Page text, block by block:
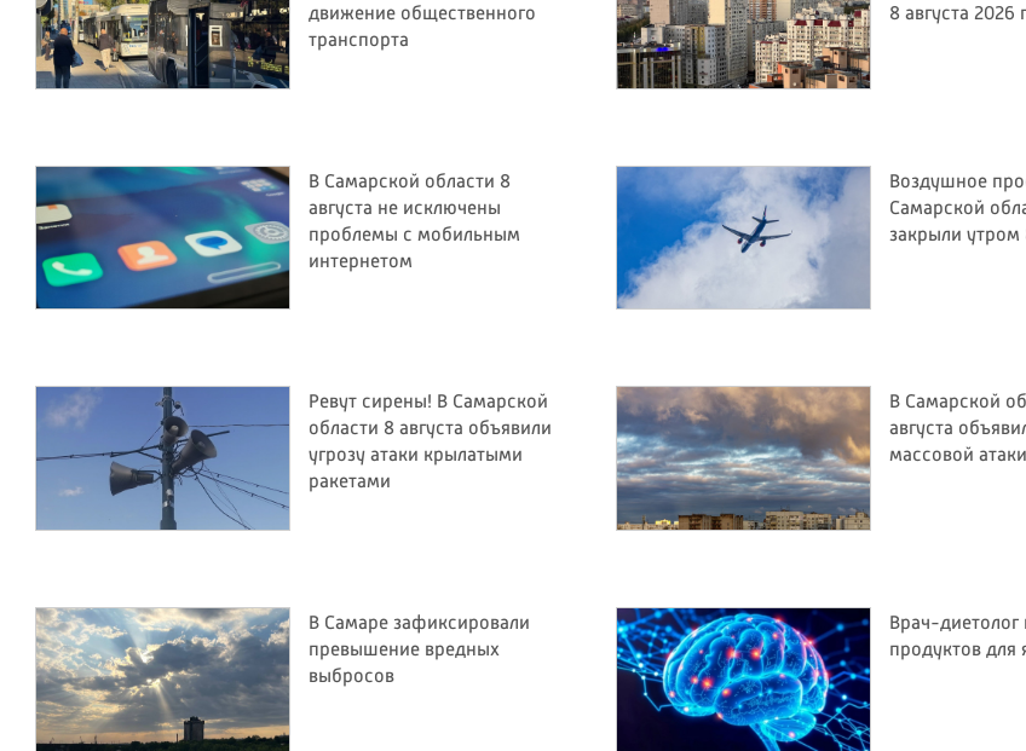
движение общественного
транспорта
8 августа 2026
В Самарской области 8
августа не исключены
проблемы с мобильным
интернетом
Воздушное
Самарской
закрыли утром
Ревут сирены! В Самарской
области 8 августа объявили
угрозу атаки крылатыми
ракетами
В Самарской
августа
массовой
В Самаре зафиксировали
превышение вредных
выбросов
Врач-диетолог
продуктов для